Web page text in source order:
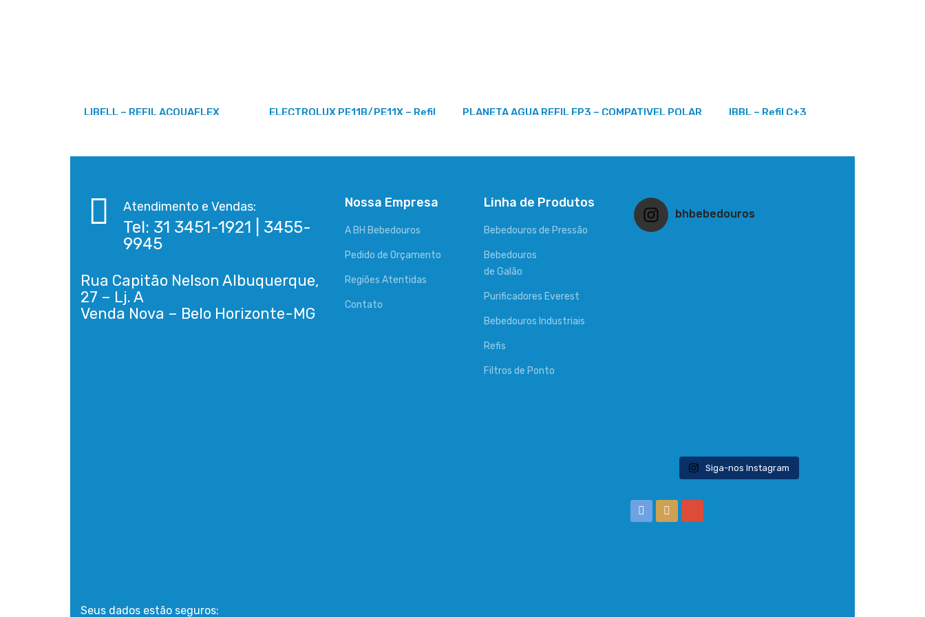
LIBELL – REFIL ACQUAFLEX ELECTROLUX PE11B/PE11X – Refil PLANETA AGUA REFIL FP3 – COMPATIVEL POLAR IBBL – Refil C+3
Atendimento e Vendas:
Tel: 31 3451-1921 | 3455-
9945
Rua Capitão Nelson Albuquerque,
27 – Lj. A
Seus dados estão seguros:
Nossa Empresa
A BH Bebedouros
Pedido de Orçamento
Regiões Atentidas
Contato
Linha de Produtos
Bebedouros de Pressão
Bebedouros
de Galão
Purificadores Everest
Bebedouros Industriais
Refis
Filtros de Ponto
bhbebedouros
Siga-nos Instagram